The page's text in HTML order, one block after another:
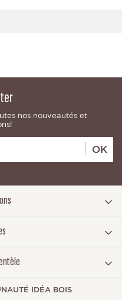
nos nouveautés et
OK
IDÉA BOIS